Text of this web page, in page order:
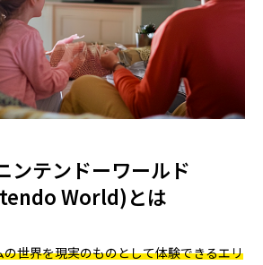
ンテンドーワールド
World)とは
世界を現実のものとして体験できるエリ